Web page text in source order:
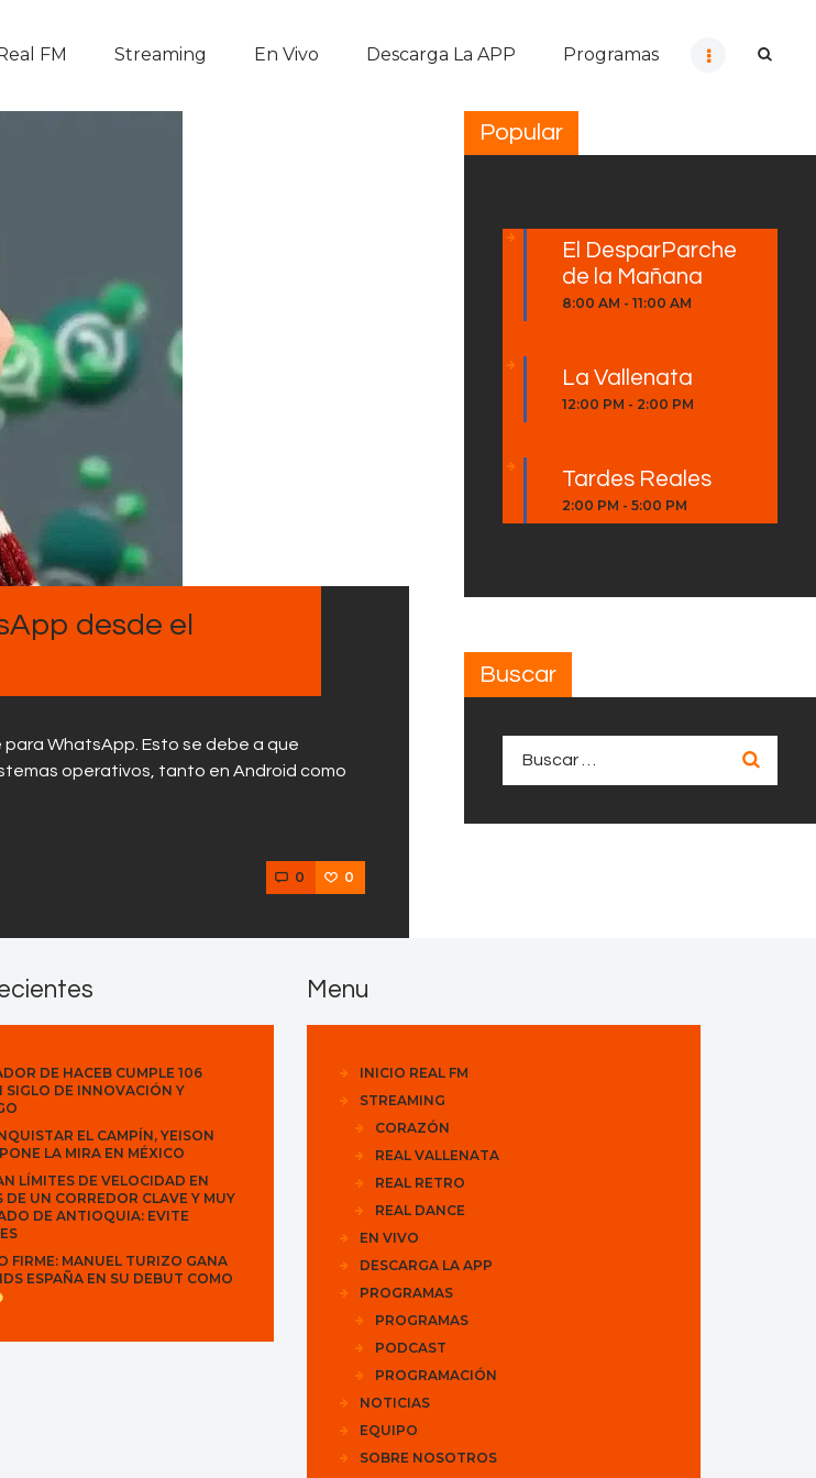
FM Streaming En Vivo Descarga La APP Programas
APP
desde el
WhatsApp. Esto se debe a que
operativos, tanto en Android como
0 0
Popular
El DesparParche
de la Mañana
8:00 AM -11:00 AM
La Vallenata
12:00 PM - 2:00 PM
Tardes Reales
2:00 PM -5:00 PM
Buscar
DE HACEB CUMPLE 106
SIGLO DE INNOVACIÓN Y
EL CAMPÍN, YEISON
LA MIRA EN MÉXICO
LÍMITES DE VELOCIDAD EN
DE UN CORREDOR CLAVE Y MUY
DE ANTIOQUIA: EVITE
FIRME: MANUEL TURIZO GANA
ESPAÑA EN SU DEBUT COMO
Menu
INICIO REAL FM
STREAMING
CORAZÓN
REAL VALLENATA
REAL RETRO
REAL DANCE
EN VIVO
DESCARGA LA APP
PROGRAMAS
PROGRAMAS
PODCAST
PROGRAMACIÓN
NOTICIAS
EQUIPO
SOBRE NOSOTROS